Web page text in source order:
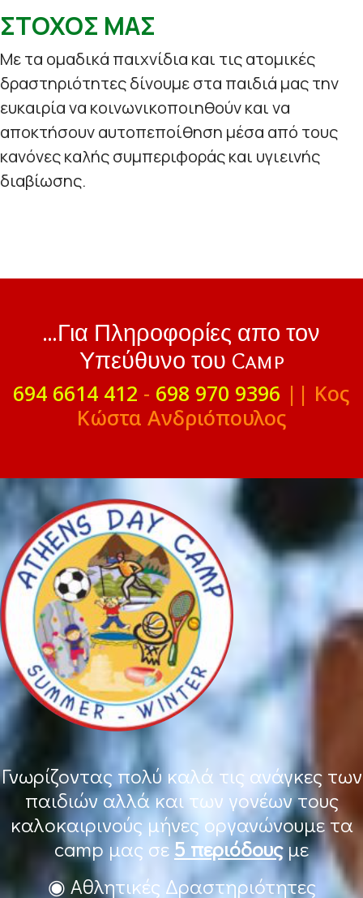
ΣΤΟΧΟΣ ΜΑΣ
Με τα ομαδικά παιχνίδια και τις ατομικές
δραστηριότητες δίνουμε στα παιδιά μας την
ευκαιρία να κοινωνικοποιηθούν και να
αποκτήσουν αυτοπεποίθηση μέσα από τους
κανόνες καλής συμπεριφοράς και υγιεινής
διαβίωσης.
...Για Πληροφορίες απο τον
Υπεύθυνο του Camp
694 6614 412 - 698 970 9396 || Κος
Κώστα Ανδριόπουλος
Γνωρίζοντας πολύ καλά τις ανάγκες των
παιδιών αλλά και των γονέων τους
καλοκαιρινούς μήνες οργανώνουμε τα
camp μας σε 5 περιόδουςμε
◉ Αθλητικές Δραστηριότητες